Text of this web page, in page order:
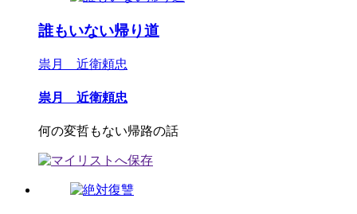
誰もいない帰り道
祟月 近衛頼忠
祟月 近衛頼忠
何の変哲もない帰路の話